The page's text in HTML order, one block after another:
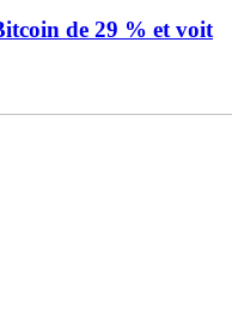
de 29 % et voit